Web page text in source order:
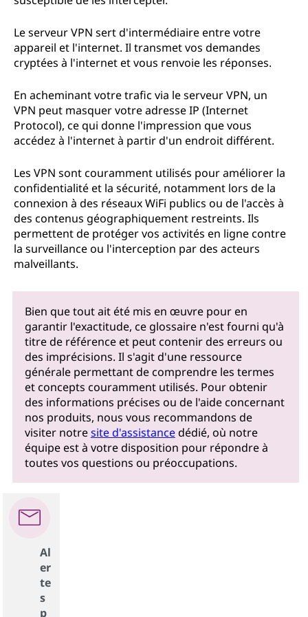
Le serveur VPN sert d'intermédiaire entre votre
appareil et l'internet. Il transmet vos demandes
cryptées à l'internet et vous renvoie les réponses.
En acheminant votre trafic via le serveur VPN, un
VPN peut masquer votre adresse IP (Internet
Protocol), ce qui donne l'impression que vous
accédez à l'internet à partir d'un endroit différent.
Les VPN sont couramment utilisés pour améliorer la
confidentialité et la sécurité, notamment lors de la
connexion à des réseaux WiFi publics ou de l'accès à
des contenus géographiquement restreints. Ils
permettent de protéger vos activités en ligne contre
la surveillance ou l'interception par des acteurs
malveillants.
Bien que tout ait été mis en œuvre pour en
garantir l'exactitude, ce glossaire n'est fourni qu'à
titre de référence et peut contenir des erreurs ou
des imprécisions. Il s'agit d'une ressource
générale permettant de comprendre les termes
et concepts couramment utilisés. Pour obtenir
des informations précises ou de l'aide concernant
nos produits, nous vous recommandons de
visiter notresite d'assistancedédié, où notre
équipe est à votre disposition pour répondre à
toutes vos questions ou préoccupations.
Al
er
te
s
p